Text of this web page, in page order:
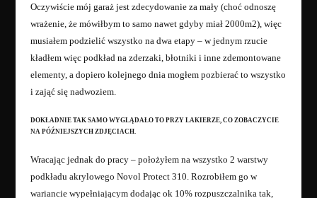
Oczywiście mój garaż jest zdecydowanie za mały (choć odnoszę
wrażenie, że mówiłbym to samo nawet gdyby miał 2000m2), więc
musiałem podzielić wszystko na dwa etapy – w jednym rzucie
kładłem więc podkład na zderzaki, błotniki i inne zdemontowane
elementy, a dopiero kolejnego dnia mogłem pozbierać to wszystko
i zająć się nadwoziem.
DOKŁADNIE TAK SAMO WYGLĄDAŁO TO PRZY LAKIERZE, CO ZOBACZYCIE
NA PÓŹNIEJSZYCH ZDJĘCIACH.
Wracając jednak do pracy – położyłem na wszystko 2 warstwy
podkładu akrylowego Novol Protect 310. Rozrobiłem go w
wariancie wypełniającym dodając ok 10% rozpuszczalnika tak,